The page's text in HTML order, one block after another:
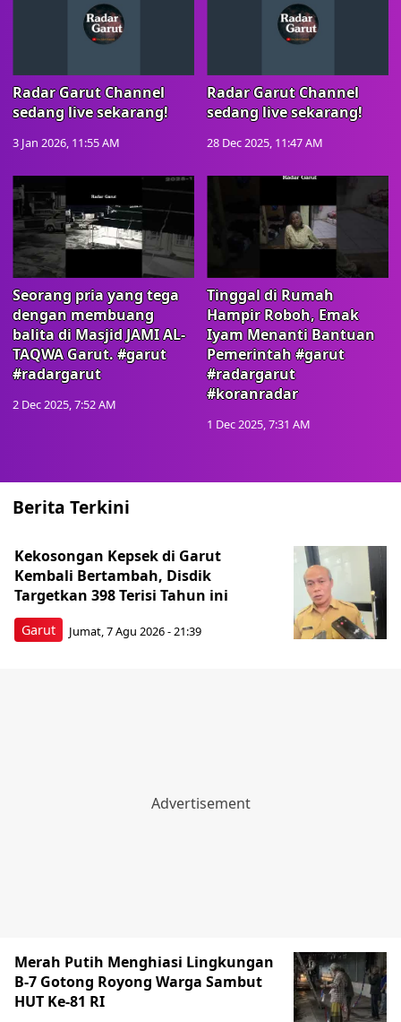
Radar Garut Channel
sedang live sekarang!
3 Jan 2026, 11:55 AM
Radar Garut Channel
sedang live sekarang!
28 Dec 2025, 11:47 AM
Seorang pria yang tega
dengan membuang
balita di Masjid JAMI AL-
TAQWA Garut. #garut
#radargarut
2 Dec 2025, 7:52 AM
Tinggal di Rumah
Hampir Roboh, Emak
Iyam Menanti Bantuan
Pemerintah #garut
#radargarut
#koranradar
1 Dec 2025, 7:31 AM
Berita Terkini
Garut
Kekosongan Kepsek di Garut
Kembali Bertambah, Disdik
Targetkan 398 Terisi Tahun ini
Jumat, 7 Agu 2026 - 21:39
Merah Putih Menghiasi Lingkungan
B-7 Gotong Royong Warga Sambut
HUT Ke-81 RI